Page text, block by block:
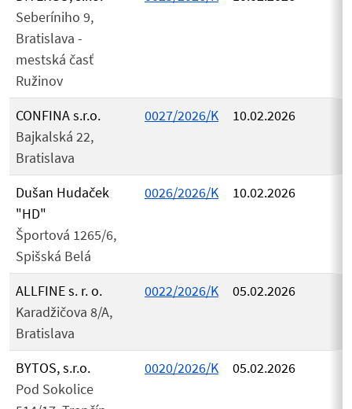
Seberíniho 9,
Bratislava -
mestská časť
Ružinov
CONFINA s.r.o.
Bajkalská 22,
Bratislava
0027/2026/K 10.02.2026
Dušan Hudaček
"HD"
Športová 1265/6,
Spišská Belá
0026/2026/K 10.02.2026
ALLFINE s. r. o.
Karadžičova 8/A,
Bratislava
0022/2026/K 05.02.2026
BYTOS, s.r.o.
Pod Sokolice
0020/2026/K 05.02.2026